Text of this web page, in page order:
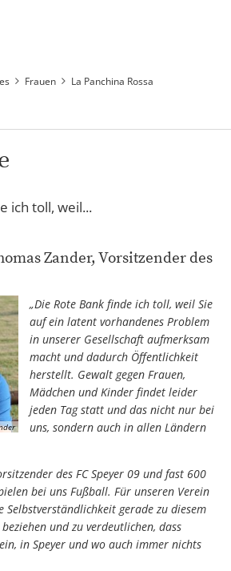
Frauen La Panchina Rossa
ich toll, weil...
Zander, Vorsitzender des
„Die Rote Bank finde ich toll, weil Sie
auf ein latent vorhandenes Problem
in unserer Gesellschaft aufmerksam
macht und dadurch Öffentlichkeit
herstellt. Gewalt gegen Frauen,
Mädchen und Kinder findet leider
jeden Tag statt und das nicht nur bei
uns, sondern auch in allen Ländern
des FC Speyer 09 und fast 600
bei uns Fußball. Für unseren Verein
Selbstverständlichkeit gerade zu diesem
und zu verdeutlichen, dass
in Speyer und wo auch immer nichts